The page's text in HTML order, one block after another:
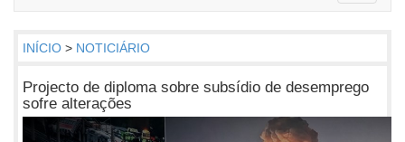
INÍCIO > NOTICIÁRIO
Projecto de diploma sobre subsídio de desemprego
sofre alterações